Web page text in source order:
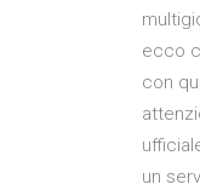
ecco
con
un